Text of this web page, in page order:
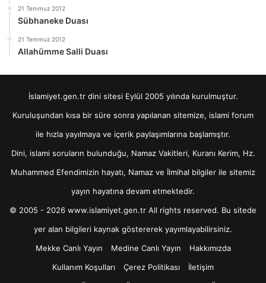
21 Temmuz 2012
Sübhaneke Duası
21 Temmuz 2012
Allahümme Salli Duası
İslamiyet.gen.tr dini sitesi Eylül 2005 yılında kurulmuştur.
Kuruluşundan kısa bir süre sonra yapılanan sitemize, islami forum
ile hızla yayılmaya ve içerik paylaşımlarına başlamıştır.
Dini, islami soruların bulunduğu, Namaz Vakitleri, Kuranı Kerim, Hz.
Muhammed Efendimizin hayatı, Namaz ve İlmihal bilgiler ile sitemiz
yayın hayatına devam etmektedir.
© 2005 - 2026 www.islamiyet.gen.tr All rights reserved. Bu sitede
yer alan bilgileri kaynak göstererek yayımlayabilirsiniz.
Mekke Canlı Yayın
Medine Canlı Yayın
Hakkımızda
Kullanım Koşulları
Çerez Politikası
İletişim